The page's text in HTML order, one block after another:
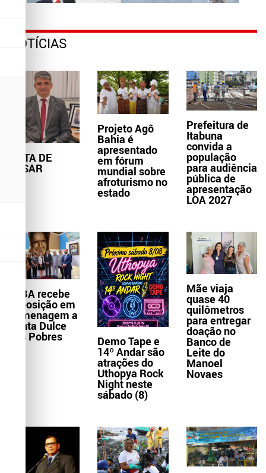
NOTÍCIAS
NOTA DE
PESAR
Projeto Agô
Bahia é
apresentado
em fórum
mundial sobre
afroturismo no
estado
Prefeitura de
Itabuna
convida a
população
para audiência
pública de
apresentação
LOA 2027
TJBA recebe
exposição em
homenagem a
Santa Dulce
dos Pobres Demo Tape e
14º Andar são
atrações do
Uthopya Rock
Night neste
sábado (8)
Mãe viaja
quase 40
quilômetros
para entregar
doação no
Banco de
Leite do
Manoel
Novaes